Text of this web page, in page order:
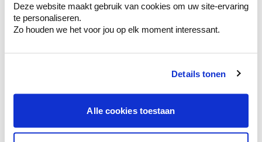
Deze website maakt gebruik van cookies om uw site-ervaring
te personaliseren.
Zo houden we het voor jou op elk moment interessant.
Details tonen
Alle cookies toestaan
Bekijk je kleur in de winkel
Ontdek er kleurechte stalen van je
Krijg persoonlijk advies om kleuren te
combineren.